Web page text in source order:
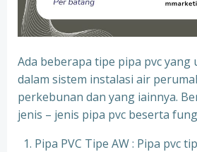
Ada beberapa tipe pipa pvc yang
dalam sistem instalasi air
perkebunan dan yang iainnya.
jenis – jenis pipa pvc beserta
Pipa PVC Tipe AW : Pipa pvc